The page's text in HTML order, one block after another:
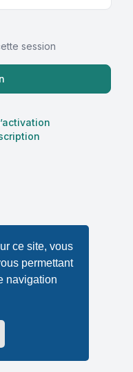
ce site, vous
permettant
navigation
session